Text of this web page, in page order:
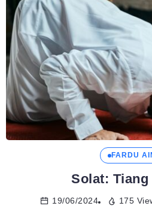
FARDU
Solat: Tiang
19/06/2024 175